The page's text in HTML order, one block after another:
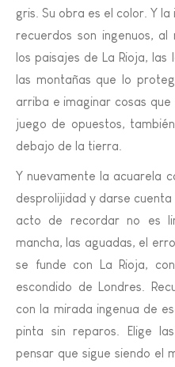
gris. Su obra es el color. Y
recuerdos son ingenuos,
los paisajes de La Rioja,
las montañas que lo
arriba e imaginar cosas
juego de opuestos,
debajo de la tierra.
Y nuevamente la acuarela
desprolijidad y darse cuenta
acto de recordar no es
mancha, las aguadas, el
se funde con La Rioja,
escondido de Londres.
con la mirada ingenua de
pinta sin reparos. Elige
pensar que sigue siendo el